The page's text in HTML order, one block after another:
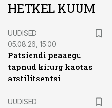
HETKEL KUUM
UUDISED
05.08.26, 15:00
Patsiendi peaaegu
tapnud kirurg kaotas
arstilitsentsi
UUDISED